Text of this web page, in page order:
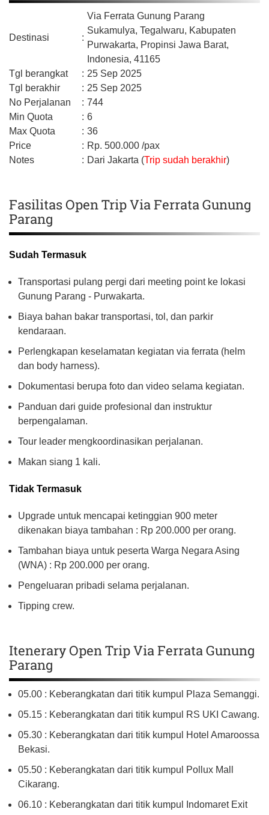
Destinasi :
Via Ferrata Gunung Parang
Sukamulya, Tegalwaru, Kabupaten
Purwakarta, Propinsi Jawa Barat,
Indonesia, 41165
Tgl berangkat
: 25 Sep 2025
Tgl berakhir
: 25 Sep 2025
No Perjalanan
: 744
Min Quota
: 6
Max Quota
: 36
Price
: Rp. 500.000 /pax
Notes
: Dari Jakarta (Trip sudah berakhir)
Fasilitas Open Trip Via Ferrata Gunung
Parang
Sudah Termasuk
Transportasi pulang pergi dari meeting point ke lokasi
Gunung Parang - Purwakarta.
Biaya bahan bakar transportasi, tol, dan parkir
kendaraan.
Perlengkapan keselamatan kegiatan via ferrata (helm
dan body harness).
Dokumentasi berupa foto dan video selama kegiatan.
Panduan dari guide profesional dan instruktur
berpengalaman.
Tour leader mengkoordinasikan perjalanan.
Makan siang 1 kali.
Tidak Termasuk
Upgrade untuk mencapai ketinggian 900 meter
dikenakan biaya tambahan : Rp 200.000 per orang.
Tambahan biaya untuk peserta Warga Negara Asing
(WNA) : Rp 200.000 per orang.
Pengeluaran pribadi selama perjalanan.
Tipping crew.
Itenerary Open Trip Via Ferrata Gunung
Parang
05.00 : Keberangkatan dari titik kumpul Plaza Semanggi.
05.15 : Keberangkatan dari titik kumpul RS UKI Cawang.
05.30 : Keberangkatan dari titik kumpul Hotel Amaroossa
Bekasi.
05.50 : Keberangkatan dari titik kumpul Pollux Mall
Cikarang.
06.10 : Keberangkatan dari titik kumpul Indomaret Exit